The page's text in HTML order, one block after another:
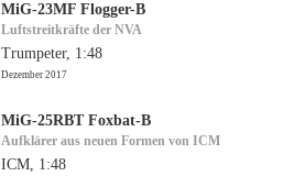
MiG-23MF Flogger-B
Luftstreitkräfte der NVA
Trumpeter, 1:48
Dezember 2017
MiG-25RBT Foxbat-B
Aufklärer aus neuen Formen von ICM
ICM, 1:48